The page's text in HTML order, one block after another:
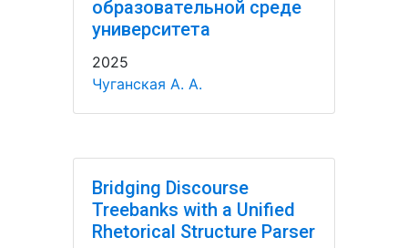
образовательной среде
университета
2025
Чуганская А. А.
Bridging Discourse
Treebanks with a Unified
Rhetorical Structure Parser